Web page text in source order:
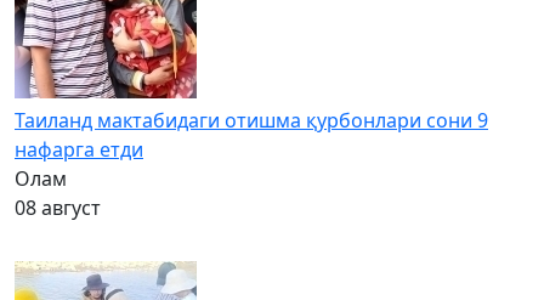
Таиланд мактабидаги отишма қурбонлари сони 9
нафарга етди
Олам
08 август